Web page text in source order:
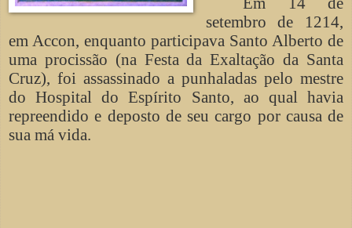
setembro de 1214,
em Accon, enquanto participava Santo Alberto de
uma procissão (na Festa da Exaltação da Santa
Cruz), foi assassinado a punhaladas pelo mestre
do Hospital do Espírito Santo, ao qual havia
repreendido e deposto de seu cargo por causa de
sua má vida.